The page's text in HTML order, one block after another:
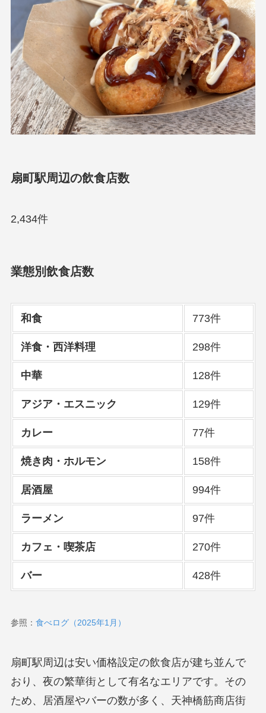
扇町駅周辺の飲食店数
2,434件
業態別飲食店数
和食 773件
洋食・西洋料理 298件
中華 128件
アジア・エスニック 129件
カレー 77件
焼き肉・ホルモン 158件
居酒屋 994件
ラーメン 97件
カフェ・喫茶店 270件
バー 428件
参照： 食べログ（2025年1月）
扇町駅周辺は安い価格設定の飲食店が建ち並んで
おり、夜の繁華街として有名なエリアです。その
ため、居酒屋やバーの数が多く、天神橋筋商店街